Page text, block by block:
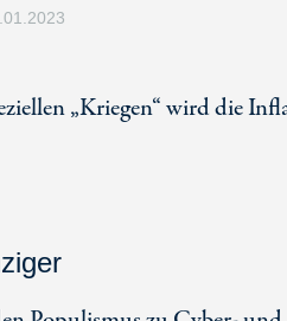
„Kriegen“ wird die